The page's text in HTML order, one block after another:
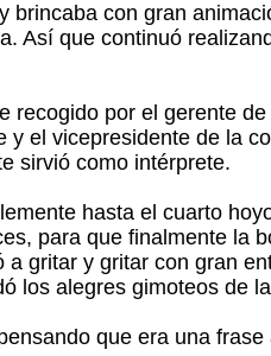
brincaba con gran
Así que continuó
recogido por el gerente
y el vicepresidente de la
sirvió como intérprete.
hasta el cuarto
para que finalmente la
a gritar y gritar con gran
los alegres gimoteos de
que era una